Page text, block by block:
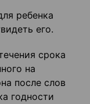
ребенка
его.
срока
на
после слов
годности